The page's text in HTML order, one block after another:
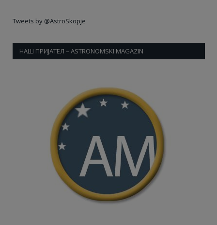
Tweets by @AstroSkopje
НАШ ПРИЈАТЕЛ – ASTRONOMSKI MAGAZIN